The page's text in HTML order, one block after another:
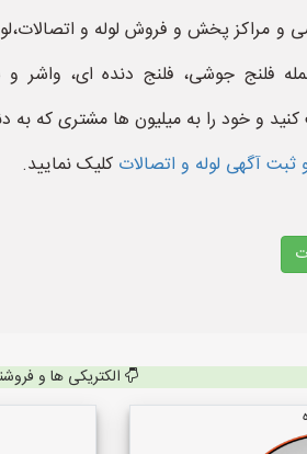
مراکز پخش و فروش لوله و
فلنج جوشی، فلنج دنده ای،
و خود را به میلیون ها مشتری که به
ثبت آگهی لوله و اتصالات کلیک نمایید.
الکتریکی ها و